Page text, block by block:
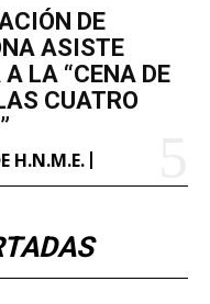
DE
ASISTE
LA “CENA DE
CUATRO
H.N.M.E.